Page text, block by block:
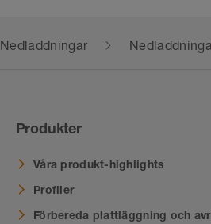
Nedladdningar
Produkter
Våra produkt-highlights
Profiler
Förbereda plattläggning och